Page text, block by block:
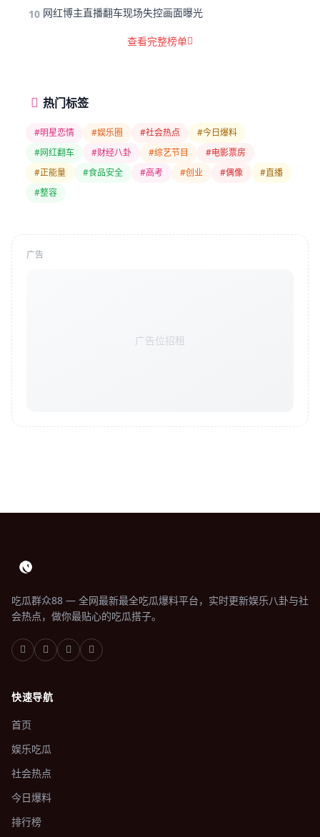
10 网红博主直播翻车现场失控画面曝光
查看完整榜单
热门标签
#明星恋情 #娱乐圈 #社会热点
#今日爆料
#网红翻车
#财经八卦 #综艺节目
#电影票房
#正能量
#食品安全 #高考 #创业 #偶像
#直播
#整容
广告
广告位招租
吃瓜群众88 — 全网最新最全吃瓜爆料平台，实时更新娱乐八卦与社
会热点，做你最贴心的吃瓜搭子。
快速导航
首页
娱乐吃瓜
社会热点
今日爆料
排行榜